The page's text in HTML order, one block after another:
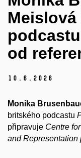
od
10. 6. 2026
Monika
britského podcastu
připravuje Centre
and Representation